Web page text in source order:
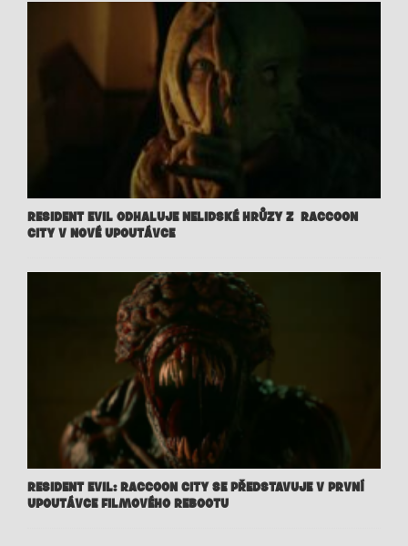
RESIDENT EVIL ODHALUJE NELIDSKÉ HRŮZY Z RACCOON
CITY V NOVÉ UPOUTÁVCE
RESIDENT EVIL: RACCOON CITY SE PŘEDSTAVUJE V PRVNÍ
UPOUTÁVCE FILMOVÉHO REBOOTU